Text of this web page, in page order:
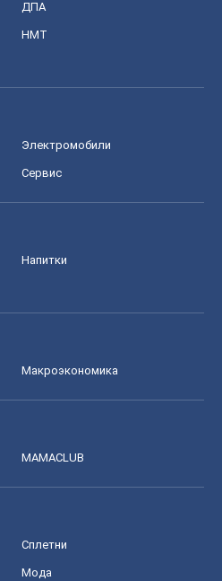
ДПА
НМТ
Электромобили
Сервис
Напитки
Mакроэкономика
MAMACLUB
Сплетни
Мода